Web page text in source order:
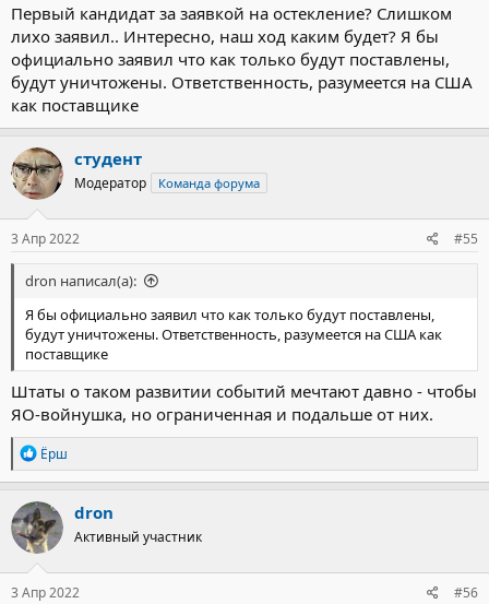
Первый кандидат за заявкой на остекление? Слишком
лихо заявил.. Интересно, наш ход каким будет? Я бы
официально заявил что как только будут поставлены,
будут уничтожены. Ответственность, разумеется на США
как поставщике
студент
Модератор Команда форума
3 Апр 2022 #55
dron написал(а):
Я бы официально заявил что как только будут поставлены,
будут уничтожены. Ответственность, разумеется на США как
поставщике
Штаты о таком развитии событий мечтают давно - чтобы
ЯО-войнушка, но ограниченная и подальше от них.
Р
е
а
к
ц
и
и
:
Ёрш
dron
Активный участник
3 Апр 2022 #56